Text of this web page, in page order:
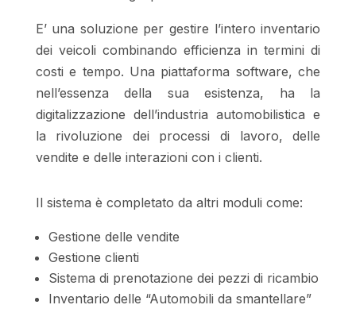
E’ una soluzione per gestire l’intero inventario
dei veicoli combinando efficienza in termini di
costi e tempo. Una piattaforma software, che
nell’essenza della sua esistenza, ha la
digitalizzazione dell’industria automobilistica e
la rivoluzione dei processi di lavoro, delle
vendite e delle interazioni con i clienti.
Il sistema è completato da altri moduli come:
Gestione delle vendite
Gestione clienti
Sistema di prenotazione dei pezzi di ricambio
Inventario delle “Automobili da smantellare”